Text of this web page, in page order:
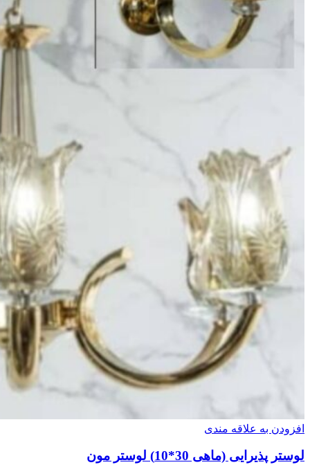
افزودن به علاقه مندی
لوستر پذیرایی (ماهی 30*10) لوستر مون